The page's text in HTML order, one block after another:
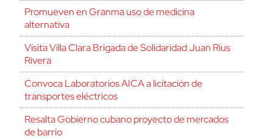
Promueven en Granma uso de medicina
alternativa
Visita Villa Clara Brigada de Solidaridad Juan Rius
Rivera
Convoca Laboratorios AICA a licitación de
transportes eléctricos
Resalta Gobierno cubano proyecto de mercados
de barrio